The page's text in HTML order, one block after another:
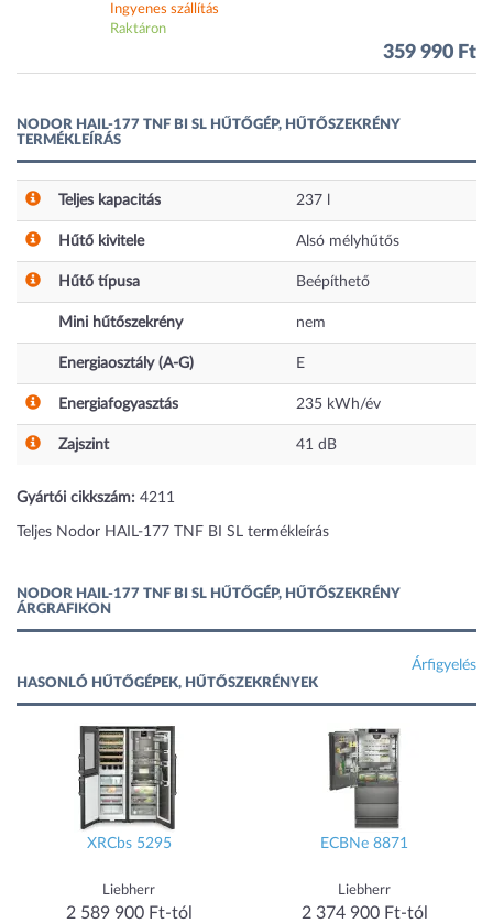
Ingyenes szállítás
Raktáron
359 990 Ft
NODOR HAIL-177 TNF BI SL HŰTŐGÉP, HŰTŐSZEKRÉNY
TERMÉKLEÍRÁS
Teljes kapacitás 237
Hűtő kivitele Alsó mélyhűtős
Hűtő típusa Beépíthető
Mini hűtőszekrény nem
Energiaosztály (A-G) E
Energiafogyasztás 235 kWh/év
Zajszint 41 dB
Gyártói cikkszám: 4211
Teljes Nodor HAIL-177 TNF BI SL termékleírás
NODOR HAIL-177 TNF BI SL HŰTŐGÉP, HŰTŐSZEKRÉNY
ÁRGRAFIKON
Árfigyelés
HASONLÓ HŰTŐGÉPEK, HŰTŐSZEKRÉNYEK
XRCbs 5295
Liebherr
2 589 900 Ft-tól
ECBNe 8871
Liebherr
2 374 900 Ft-tól